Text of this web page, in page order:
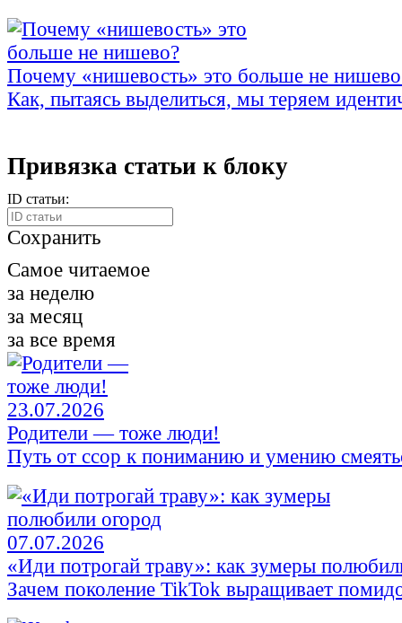
Почему «нишевость» это больше не
Как, пытаясь выделиться, мы теряем
Привязка статьи к блоку
ID статьи:
Сохранить
Самое читаемое
за неделю
за месяц
за все время
23.07.2026
Родители — тоже люди!
Путь от ссор к пониманию и умению
07.07.2026
«Иди потрогай траву»: как зумеры
Зачем поколение TikTok выращивает